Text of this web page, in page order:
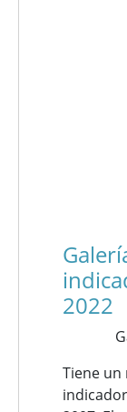
2022
Tiene